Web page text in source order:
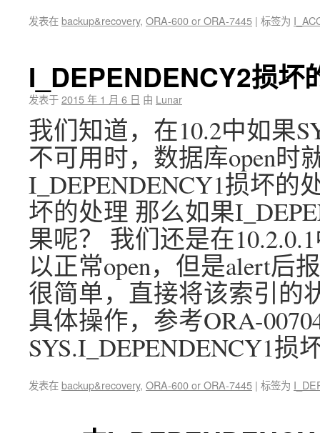
发表在backup&recovery, ORA-600 or ORA-7445 | 标签为
I_DEPENDENCY2损坏
发表于2015 年 1 月 6 日 由 Lunar
我们知道，在10.2中如果
不可用时，数据库open时
I_DEPENDENCY1损坏的
坏的处理 那么如果
果呢？ 我们还是在
以正常open，但是alert后
很简单，直接将该索引的
具体操作，参考ORA-
SYS.I_DEPENDENCY1损
发表在backup&recovery, ORA-600 or ORA-7445 | 标签为